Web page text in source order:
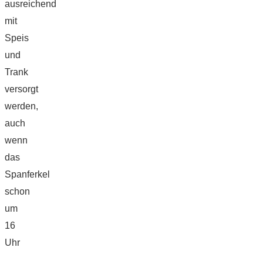
ausreichend
mit
Speis
und
Trank
versorgt
werden,
auch
wenn
das
Spanferkel
schon
um
16
Uhr